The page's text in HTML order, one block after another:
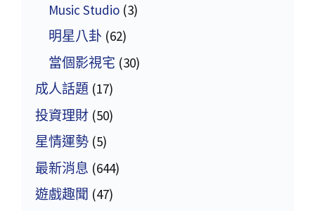
Music Studio (3)
明星八卦 (62)
當個影視宅 (30)
成人話題 (17)
投資理財 (50)
星情運勢 (5)
最新消息 (644)
遊戲趣聞 (47)